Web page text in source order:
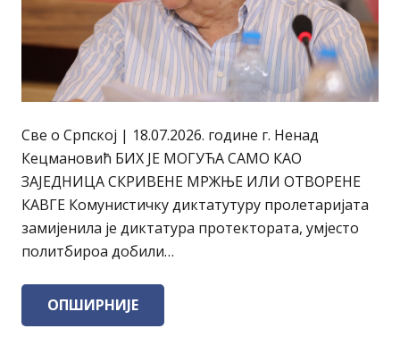
Све о Српској | 18.07.2026. године г. Ненад
Кецмановић БИХ ЈЕ МОГУЋА САМО КАО
ЗАЈЕДНИЦА СКРИВЕНЕ МРЖЊЕ ИЛИ ОТВОРЕНЕ
КАВГЕ Комунистичку диктатутуру пролетаријата
замијенила је диктатура протектората, умјесто
политбироа добили…
ОПШИРНИЈЕ